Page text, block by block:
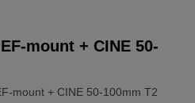
mount + CINE 50-100mm T2
mount + CINE 50-